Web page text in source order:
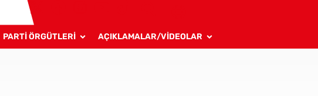
PARTİ ÖRGÜTLERİ AÇIKLAMALAR/VİDEOLAR